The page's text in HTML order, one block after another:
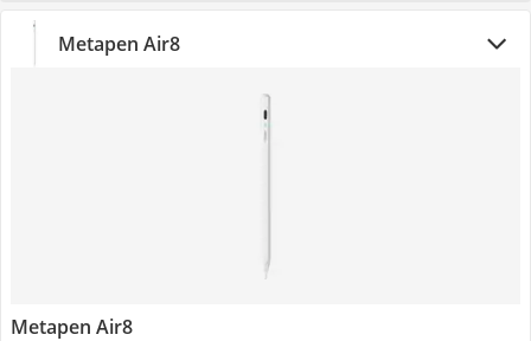
Metapen Air8
Metapen Air8